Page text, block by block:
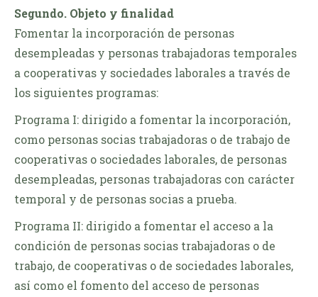
Segundo. Objeto y finalidad
Fomentar la incorporación de personas
desempleadas y personas trabajadoras temporales
a cooperativas y sociedades laborales a través de
los siguientes programas:
Programa I: dirigido a fomentar la incorporación,
como personas socias trabajadoras o de trabajo de
cooperativas o sociedades laborales, de personas
desempleadas, personas trabajadoras con carácter
temporal y de personas socias a prueba.
Programa II: dirigido a fomentar el acceso a la
condición de personas socias trabajadoras o de
trabajo, de cooperativas o de sociedades laborales,
así como el fomento del acceso de personas